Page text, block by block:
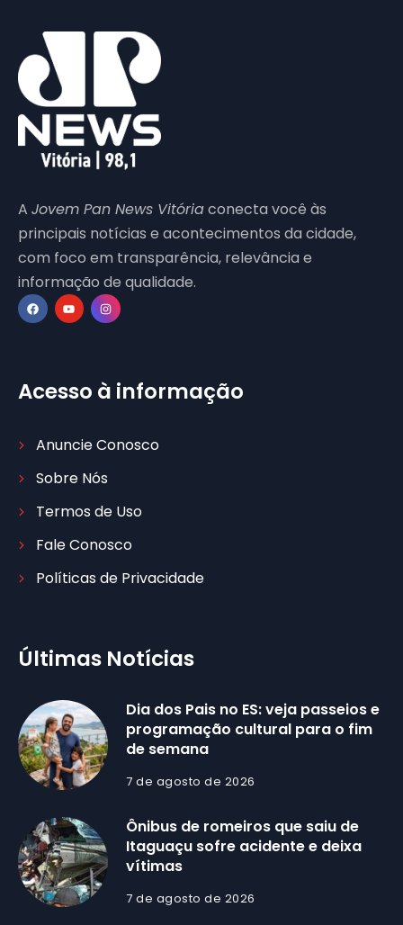
A Jovem Pan News Vitóriaconecta você às
principais notícias e acontecimentos da cidade,
com foco em transparência, relevância e
informação de qualidade.
Acesso à informação
Anuncie Conosco
Sobre Nós
Termos de Uso
Fale Conosco
Políticas de Privacidade
Últimas Notícias
Dia dos Pais no ES: veja passeios e
programação cultural para o fim
de semana
7 de agosto de 2026
Ônibus de romeiros que saiu de
Itaguaçu sofre acidente e deixa
vítimas
7 de agosto de 2026